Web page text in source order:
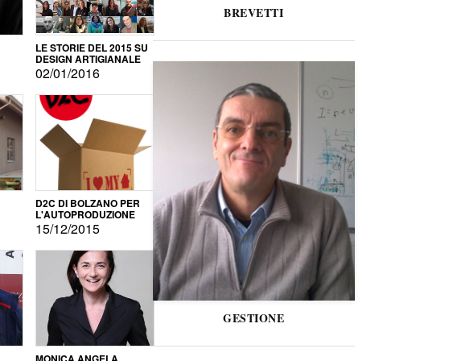
LE STORIE DEL 2015 SU
DESIGN ARTIGIANALE
02/01/2016
D2C DI BOLZANO PER
L'AUTOPRODUZIONE
15/12/2015
BREVETTI
GESTIONE